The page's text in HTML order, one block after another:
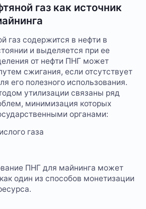
газ как источник
газ содержится в нефти в
и выделяется при ее
от нефти ПНГ может
сжигания, если отсутствует
его полезного использования.
утилизации связаны ряд
минимизация которых
органами:
газа
ПНГ для майнинга может
один из способов монетизации